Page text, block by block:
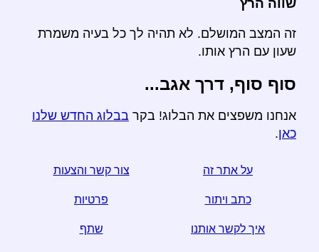
זה המצב המושלם. לא תהיה לך כל בעיה משמרת
שעון עם הרץ אותו.
סוף סוף, דרך אגב...
אנחנו משפצים את הבלוג! בקר בבלוג החדש שלנו
כאן.
על אתר זה צור קשר והצעות
כתב ויתור פרטיות
איך לקשר אותנו שתף